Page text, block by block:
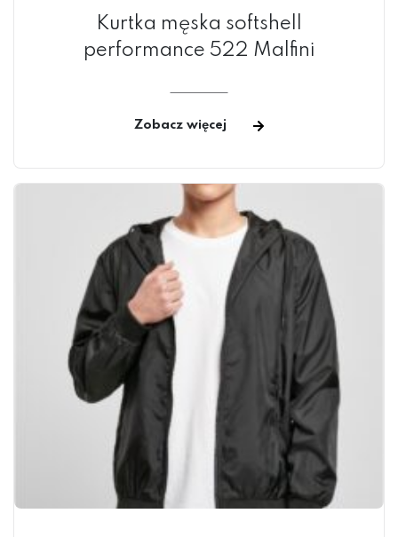
Kurtka męska softshell
performance 522 Malfini
Zobacz więcej